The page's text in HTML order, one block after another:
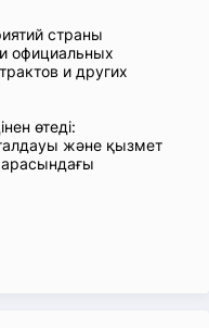
страны
официальных
и других
өтеді:
және қызмет